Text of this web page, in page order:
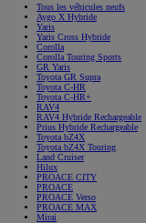
Tous les véhicules neufs
Aygo X Hybride
Yaris
Yaris Cross Hybride
Corolla
Corolla Touring Sports
GR Yaris
Toyota GR Supra
Toyota C-HR
Toyota C-HR+
RAV4
RAV4 Hybride Rechargeable
Prius Hybride Rechargeable
Toyota bZ4X
Toyota bZ4X Touring
Land Cruiser
Hilux
PROACE CITY
PROACE
PROACE Verso
PROACE MAX
Mirai